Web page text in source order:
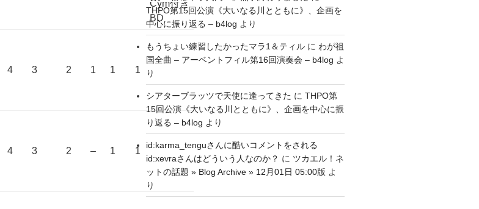
Cym付き
BD
4 3 2 1 1 1
4 3 2 – 1 1
THPO第15回公演《大いなる川とともに》、企画を
中心に振り返る – b4log より
もうちょい練習したかったマラ1＆ティルに わが祖
国全曲 – アーベントフィル第16回演奏会 – b4log よ
り
シアターブラッツで天使に逢ってきた に THPO第
15回公演《大いなる川とともに》、企画を中心に振
り返る – b4log より
id:karma_tenguさんに酷いコメントをされる
id:xevraさんはどういう人なのか？ に ツカエル！ネ
ットの話題 » Blog Archive » 12月01日 05:00版 よ
り